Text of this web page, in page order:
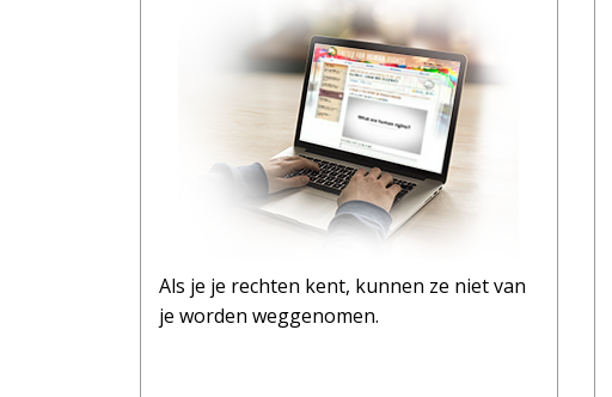
Als je je rechten kent, kunnen ze niet van
je worden weggenomen.